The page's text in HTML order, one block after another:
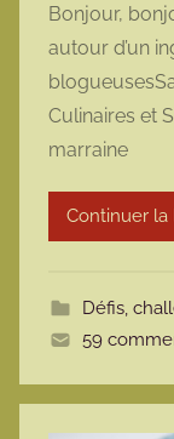
Bonjour,
autour d’un
Culinaires et
marraine
Continuer
Défis,
59